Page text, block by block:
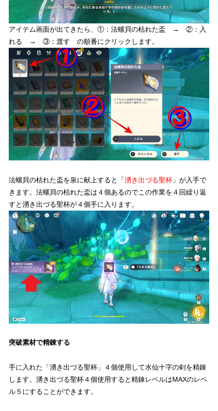
アイテム画面が出てきたら、①：法螺貝の枯れた盃 → ②：入
れる → ③：渡す の順番にクリックします。
法螺貝の枯れた盃を泉に献上すると「湧き出づる聖杯」が入手で
きます。 法螺貝の枯れた盃は４個あるのでこの作業を４回繰り返
すと湧き出づる聖杯が４個手に入ります。
突破素材で精錬する
手に入れた「湧き出づる聖杯」４個使用して水仙十字の剣を精錬
します。湧き出づる聖杯４個使用すると精錬レベルはMAXのレベ
ル５にすることができます。